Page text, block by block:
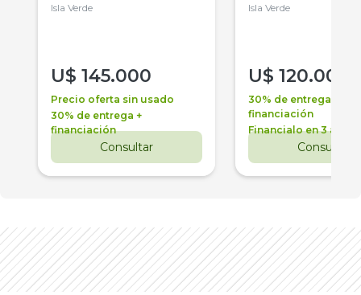
Isla Verde
U$ 145.000
Precio oferta sin usado
30% de entrega +
financiación
Consultar
Isla Verde
U$ 120.000
30% de entrega +
financiación
Financialo en 3 años
Consultar